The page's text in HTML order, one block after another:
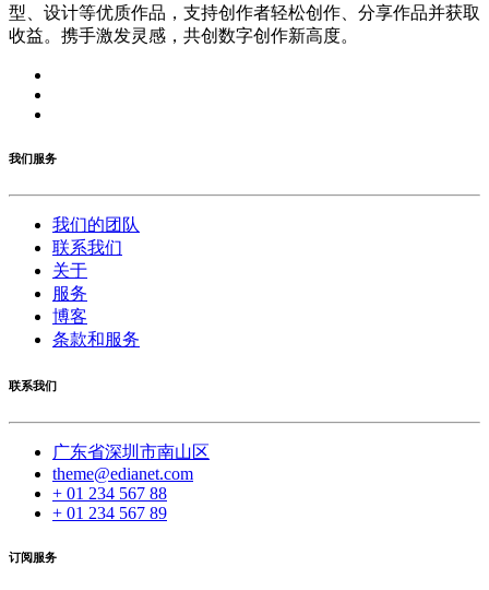
型、设计等优质作品，支持创作者轻松创作、分享作品并获取
收益。携手激发灵感，共创数字创作新高度。
我们服务
我们的团队
联系我们
关于
服务
博客
条款和服务
联系我们
广东省深圳市南山区
theme@edianet.com
+ 01 234 567 88
+ 01 234 567 89
订阅服务